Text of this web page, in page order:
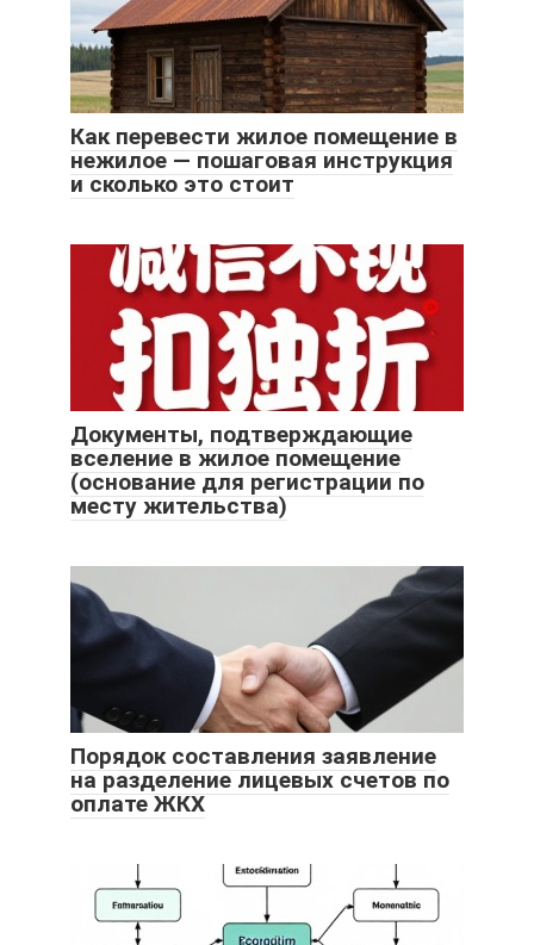
Как перевести жилое помещение в
нежилое — пошаговая инструкция
и сколько это стоит
Документы, подтверждающие
вселение в жилое помещение
(основание для регистрации по
месту жительства)
Порядок составления заявление
на разделение лицевых счетов по
оплате ЖКХ